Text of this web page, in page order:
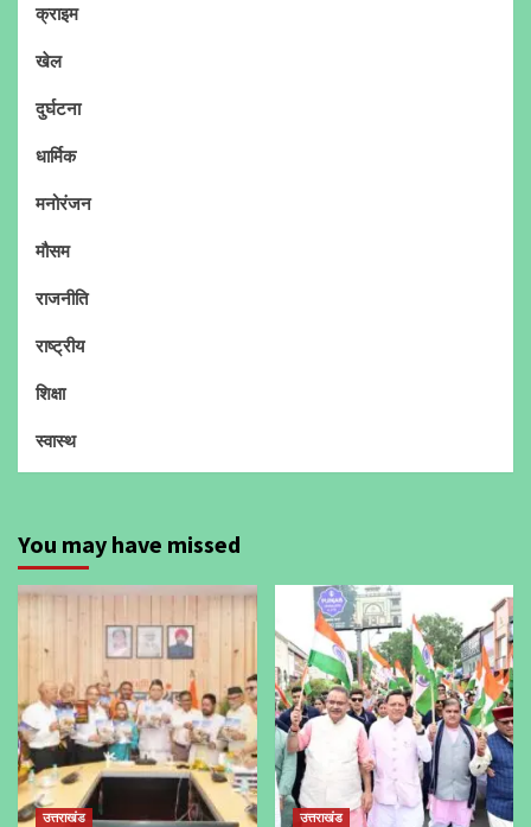
क्राइम
खेल
दुर्घटना
धार्मिक
मनोरंजन
मौसम
राजनीति
राष्ट्रीय
शिक्षा
स्वास्थ
You may have missed
उत्तराखंड उत्तराखंड